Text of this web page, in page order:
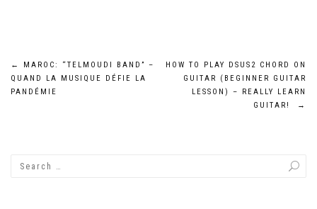
Post
navigation
←
MAROC: “TELMOUDI BAND” –
QUAND LA MUSIQUE DÉFIE LA
PANDÉMIE
HOW TO PLAY DSUS2 CHORD ON
GUITAR (BEGINNER GUITAR
LESSON) – REALLY LEARN
GUITAR!
→